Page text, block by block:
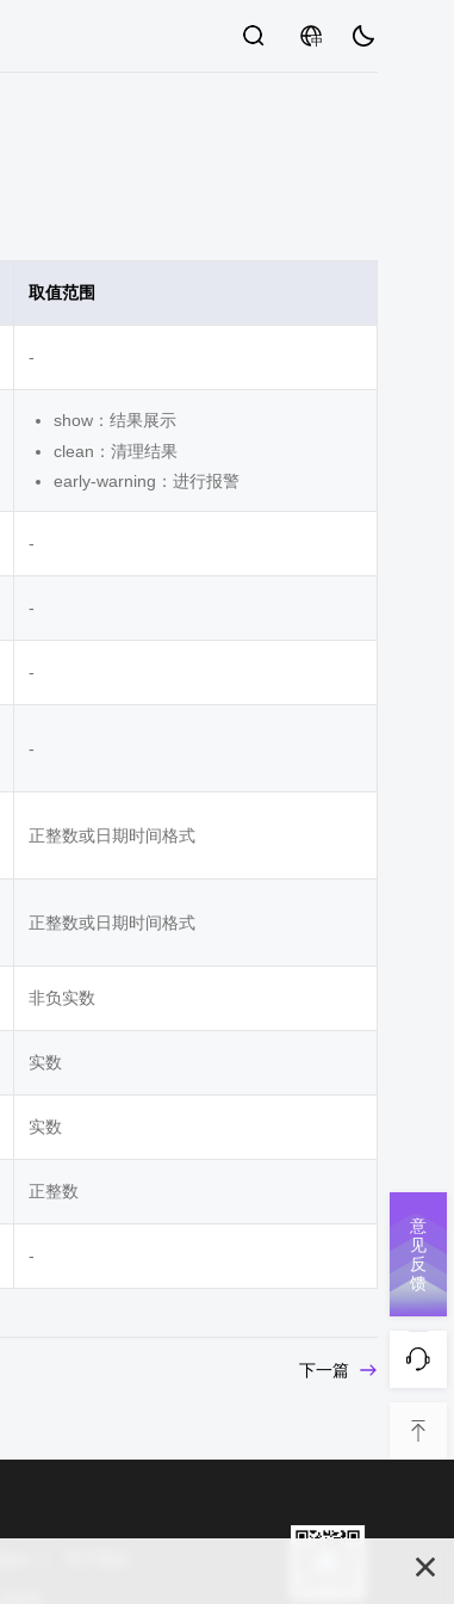
中
取值范围
-
show：结果展示
clean：清理结果
early-warning：进行报警
-
-
-
-
正整数或日期时间格式
正整数或日期时间格式
非负实数
实数
实数
正整数
-
下一篇
意
见
反
馈